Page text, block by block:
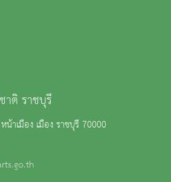
ติ ราชบุรี
าเมือง เมือง ราชบุรี 70000